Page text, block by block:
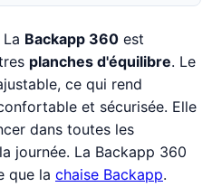
La Backapp 360 est
planches d'équilibre. Le
ce qui rend
et sécurisée. Elle
dans toutes les
journée. La Backapp 360
que la chaise Backapp.